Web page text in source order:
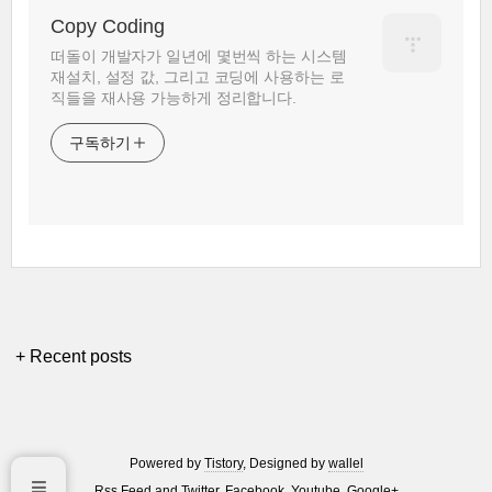
Copy Coding
떠돌이 개발자가 일년에 몇번씩 하는 시스템
재설치, 설정 값, 그리고 코딩에 사용하는 로
직들을 재사용 가능하게 정리합니다.
구독하기
+ Recent posts
Powered by Tistory, Designed by wallel